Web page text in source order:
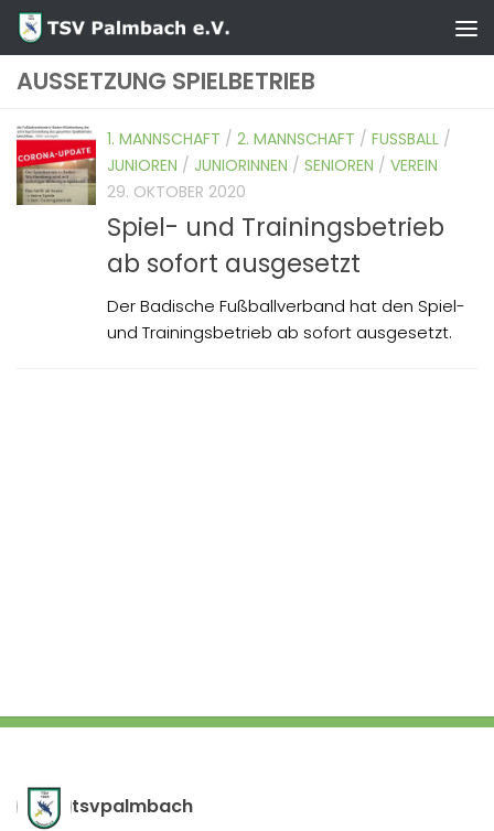
Zum Inhalt springen
AUSSETZUNG SPIELBETRIEB
1. MANNSCHAFT / 2. MANNSCHAFT / FUSSBALL /
JUNIOREN / JUNIORINNEN / SENIOREN / VEREIN
29. OKTOBER 2020
Spiel- und Trainingsbetrieb
ab sofort ausgesetzt
Der Badische Fußballverband hat den Spiel-
und Trainingsbetrieb ab sofort ausgesetzt.
tsvpalmbach